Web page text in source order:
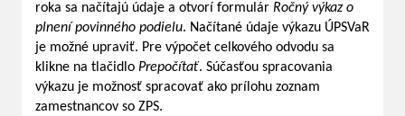
roka sa načítajú údaje a otvorí formulár Ročný výkaz o
plnení povinného podielu. Načítané údaje výkazu ÚPSVaR
je možné upraviť. Pre výpočet celkového odvodu sa
klikne na tlačidlo Prepočítať. Súčasťou spracovania
výkazu je možnosť spracovať ako prílohu zoznam
zamestnancov so ZPS.